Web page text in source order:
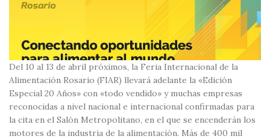
Del 10 al 13 de abril próximos, la Feria Internacional de la
Alimentación Rosario (FIAR) llevará adelante la «Edición
Especial 20 Años» con «todo vendido» y muchas empresas
reconocidas a nivel nacional e internacional confirmadas para
la cita en el Salón Metropolitano, en el que se encenderán los
motores de la industria de la alimentación. Más de 400 mil